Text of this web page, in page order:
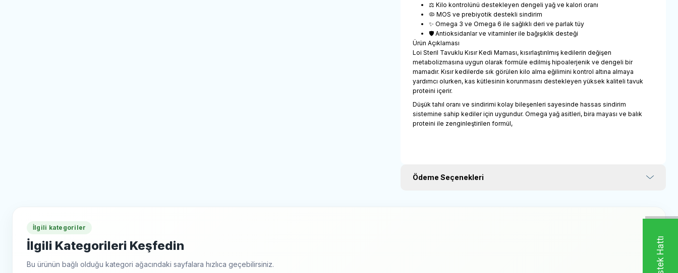
⚖️ Kilo kontrolünü destekleyen dengeli yağ ve kalori oranı
🦠 MOS ve prebiyotik destekli sindirim
✨ Omega 3 ve Omega 6 ile sağlıklı deri ve parlak tüy
🛡️ Antioksidanlar ve vitaminler ile bağışıklık desteği
Ürün Açıklaması
Loi Steril Tavuklu Kısır Kedi Maması, kısırlaştırılmış kedilerin değişen
metabolizmasına uygun olarak formüle edilmiş hipoalerjenik ve dengeli bir
mamadır. Kısır kedilerde sık görülen kilo alma eğilimini kontrol altına almaya
yardımcı olurken, kas kütlesinin korunmasını destekleyen yüksek kaliteli tavuk
proteini içerir.
Düşük tahıl oranı ve sindirimi kolay bileşenleri sayesinde hassas sindirim
sistemine sahip kediler için uygundur. Omega yağ asitleri, bira mayası ve balık
proteini ile zenginleştirilen formül,
Ödeme Seçenekleri
İlgili kategoriler
İlgili Kategorileri Keşfedin
Bu ürünün bağlı olduğu kategori ağacındaki sayfalara hızlıca geçebilirsiniz.